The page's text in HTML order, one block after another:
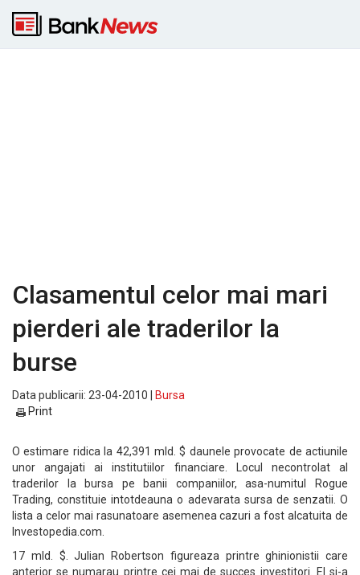
Clasamentul celor mai mari
pierderi ale traderilor la
burse
Data publicarii: 23-04-2010 |
Bursa
Print
O estimare ridica la 42,391 mld. $ daunele provocate de actiunile
unor angajati ai institutiilor financiare. Locul necontrolat al
traderilor la bursa pe banii companiilor, asa-numitul Rogue
Trading, constituie intotdeauna o adevarata sursa de senzatii. O
lista a celor mai rasunatoare asemenea cazuri a fost alcatuita de
Investopedia.com.
17 mld. $. Julian Robertson figureaza printre ghinionistii care
anterior se numarau printre cei mai de succes investitori. El si-a